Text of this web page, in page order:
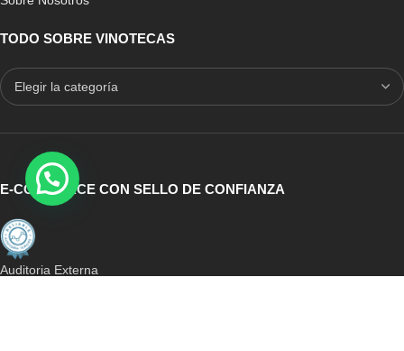
TODO SOBRE VINOTECAS
E-COMMERCE CON SELLO DE CONFIANZA
Auditoria Externa